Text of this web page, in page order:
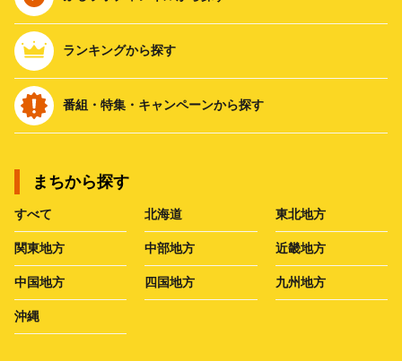
ランキングから探す
番組・特集・キャンペーンから探す
まちから探す
すべて 北海道 東北地方
関東地方 中部地方 近畿地方
中国地方 四国地方 九州地方
沖縄